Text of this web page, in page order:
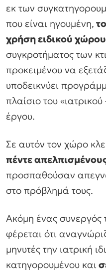
εκ των
που είναι ηγουμένη,
χρήση ειδικού χώρου
συγκροτήματος των
προκειμένου να
υποδεικνύει
πλαίσιο του
έργου.
Σε αυτόν τον χώρο
πέντε
προσπαθούσαν
στο πρόβλημά τους.
Ακόμη ένας συνεργός
φέρεται ότι
μηνυτές την ιατρική
κατηγορουμένου και